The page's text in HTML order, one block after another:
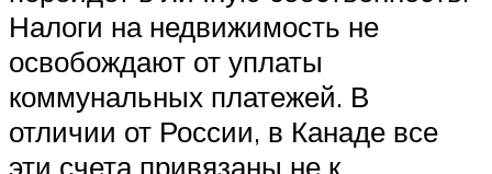
Налоги на недвижимость не
освобождают от уплаты
коммунальных платежей. В
отличии от России, в Канаде все
эти счета привязаны не к